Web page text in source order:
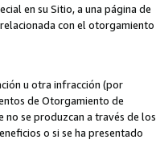
en su Sitio, a una página de
con el otorgamiento
u otra infracción (por
de Otorgamiento de
se produzcan a través de los
o si se ha presentado